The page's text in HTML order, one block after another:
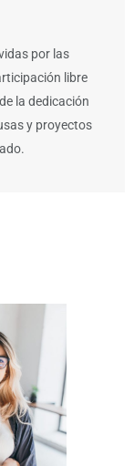
por las
libre
la dedicación
y proyectos